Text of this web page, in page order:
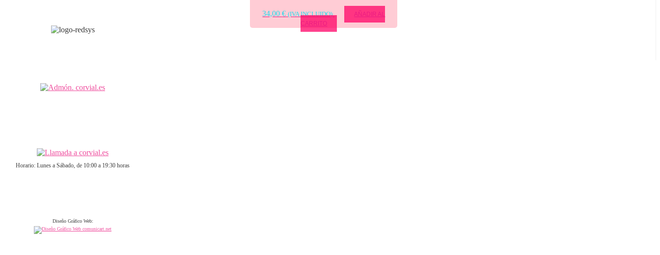
34,00€ (IVA INCLUIDO)
AÑADIR AL
CARRITO
Horario: Lunes a Sábado, de 10:00 a 19:30 horas
Diseño Gráfico Web: